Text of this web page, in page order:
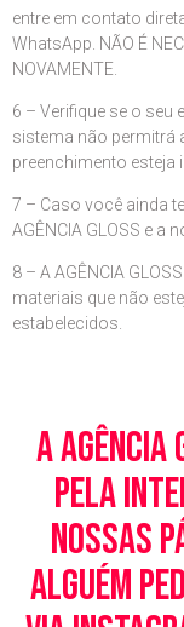
entre em contato
WhatsApp. NÃO É
NOVAMENTE.
6 – Verifique se o
sistema não
preenchimento esteja
7 – Caso você ainda
AGÊNCIA GLOSS e a
8 – A AGÊNCIA
materiais que não
estabelecidos.
A
pela
nossas
alguém